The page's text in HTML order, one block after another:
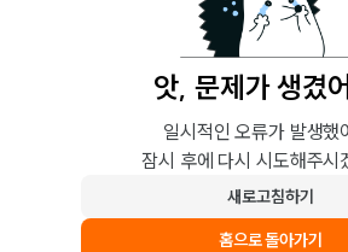
앗, 문제가 생겼
일시적인 오류가 발생했
잠시 후에 다시 시도해주시
새로고침하기
홈으로 돌아가기